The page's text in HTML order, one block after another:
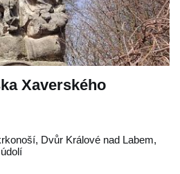
Xaverského
, Dvůr Králové nad Labem,